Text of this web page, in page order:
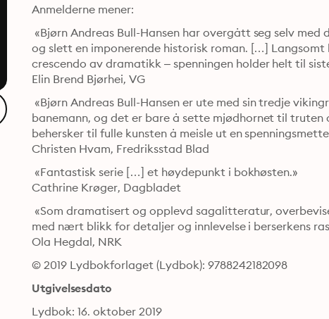
Anmelderne mener:
«Bjørn Andreas Bull-Hansen har overgått seg selv
og slett en imponerende historisk roman. […]
crescendo av dramatikk – spenningen holder helt til
Elin Brend Bjørhei, VG
«Bjørn Andreas Bull-Hansen er ute med sin tredje
banemann, og det er bare å sette mjødhornet til
behersker til fulle kunsten å meisle ut en
Christen Hvam, Fredriksstad Blad
«Fantastisk serie […] et høydepunkt i bokhøsten.»
Cathrine Krøger, Dagbladet
«Som dramatisert og opplevd sagalitteratur,
med nært blikk for detaljer og innlevelse i berserkens
Ola Hegdal, NRK
© 2019 Lydbokforlaget (Lydbok): 9788242182098
Utgivelsesdato
Lydbok: 16. oktober 2019